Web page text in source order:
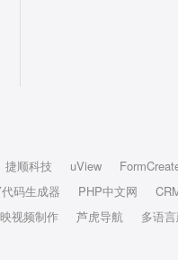
捷顺科技 uView
码生成器 PHP中文网
视频制作 芦虎导航 多语